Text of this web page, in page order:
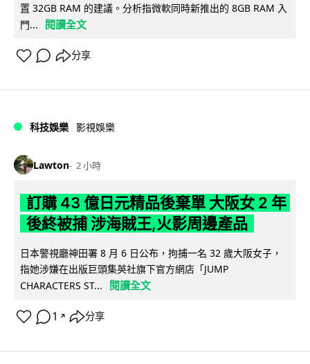
置 32GB RAM 的建議。分析指微軟同時新推出的 8GB RAM 入
門...
閱讀全文
分享
科技娛樂 影視娛樂
Lawton 2 小時
訂購 43 億日元精品後棄單 大阪女 2 年
後終被捕 涉海賊王,火影周邊產品
日本警視廳神田署 8 月 6 日公布，拘捕一名 32 歲大阪女子，
指她涉嫌在出版巨頭集英社旗下官方網店「JUMP
CHARACTERS ST...
閱讀全文
1 ↗ 分享